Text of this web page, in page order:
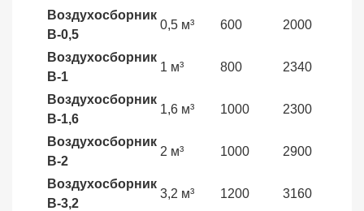
Воздухосборник
В-0,5
0,5 м³ 600 2000
Воздухосборник
В-1
1 м³ 800 2340
Воздухосборник
В-1,6
1,6 м³ 1000 2300
Воздухосборник
В-2
2 м³ 1000 2900
Воздухосборник
В-3,2
3,2 м³ 1200 3160